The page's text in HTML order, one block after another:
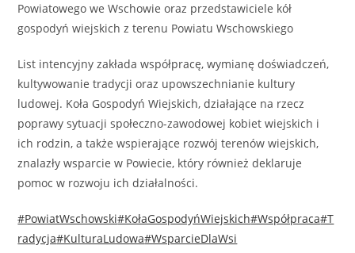
Powiatowego we Wschowie oraz przedstawiciele kół
gospodyń wiejskich z terenu Powiatu Wschowskiego
List intencyjny zakłada współpracę, wymianę doświadczeń,
kultywowanie tradycji oraz upowszechnianie kultury
ludowej. Koła Gospodyń Wiejskich, działające na rzecz
poprawy sytuacji społeczno-zawodowej kobiet wiejskich i
ich rodzin, a także wspierające rozwój terenów wiejskich,
znalazły wsparcie w Powiecie, który również deklaruje
pomoc w rozwoju ich działalności.
#PowiatWschowski#KołaGospodyńWiejskich#Współpraca#T
radycja#KulturaLudowa#WsparcieDlaWsi